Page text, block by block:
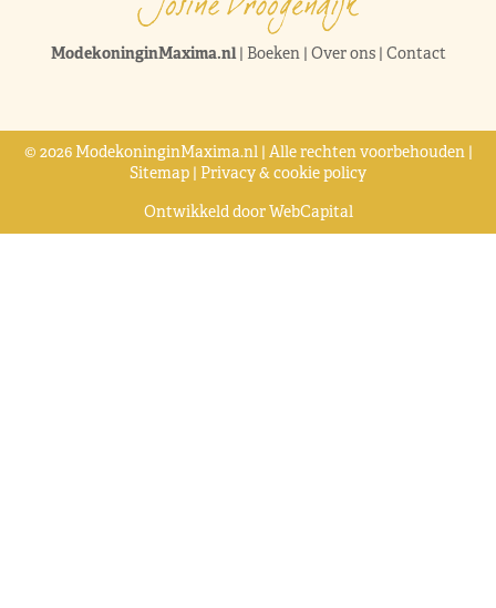
ModekoninginMaxima.nl| Boeken| Over ons| Contact
© 2026 ModekoninginMaxima.nl | Alle rechten voorbehouden |
Sitemap | Privacy & cookie policy
Ontwikkeld doorWebCapital